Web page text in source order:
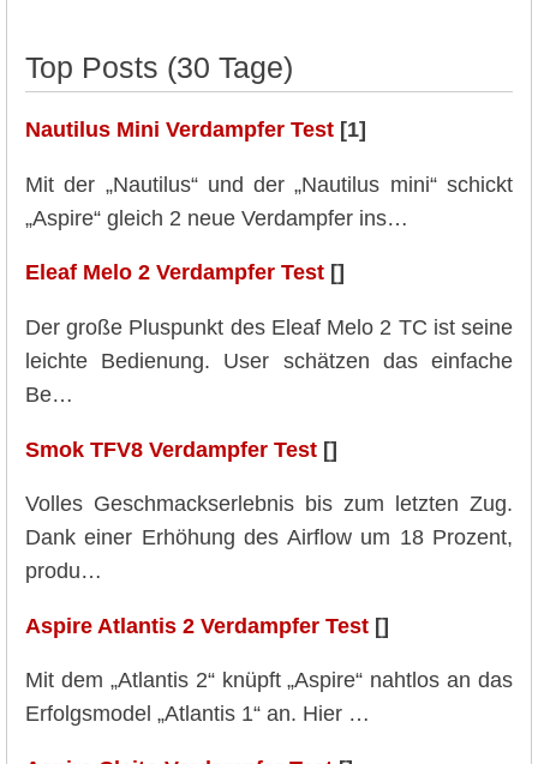
Top Posts (30 Tage)
Nautilus Mini Verdampfer Test [1]
Mit der „Nautilus“ und der „Nautilus mini“ schickt
„Aspire“ gleich 2 neue Verdampfer ins…
Eleaf Melo 2 Verdampfer Test []
Der große Pluspunkt des Eleaf Melo 2 TC ist seine
leichte Bedienung. User schätzen das einfache
Be…
Smok TFV8 Verdampfer Test []
Volles Geschmackserlebnis bis zum letzten Zug.
Dank einer Erhöhung des Airflow um 18 Prozent,
produ…
Aspire Atlantis 2 Verdampfer Test []
Mit dem „Atlantis 2“ knüpft „Aspire“ nahtlos an das
Erfolgsmodel „Atlantis 1“ an. Hier …